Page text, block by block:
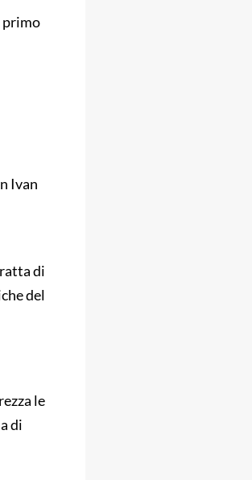
primo
Ivan
di
del
le
di